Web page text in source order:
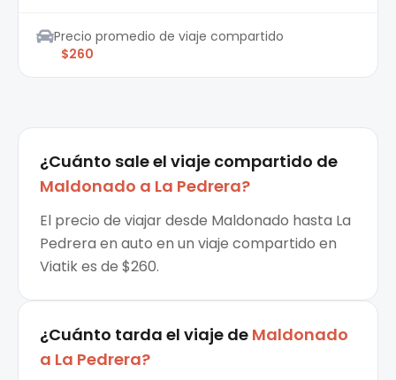
Precio promedio de viaje compartido
$260
¿Cuánto sale el viaje compartido de
Maldonado a La Pedrera?
El precio de viajar desde Maldonado hasta La
Pedrera en auto en un viaje compartido en
Viatik es de $260.
¿Cuánto tarda el viaje de Maldonado
a La Pedrera?